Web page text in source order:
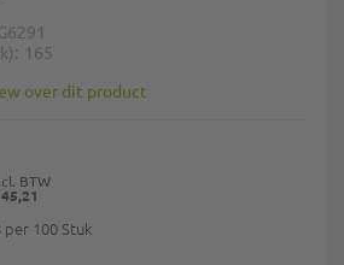
165
over dit product
per 100 Stuk